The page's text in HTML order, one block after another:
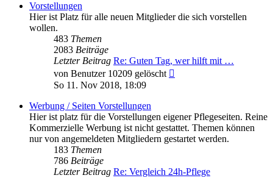
Vorstellungen
Hier ist Platz für alle neuen Mitglieder die sich vorstellen
wollen.
483 Themen
2083 Beiträge
Letzter Beitrag Re: Guten Tag, wer hilft mit …
von Benutzer 10209 gelöscht
So 11. Nov 2018, 18:09
Werbung / Seiten Vorstellungen
Hier ist platz für die Vorstellungen eigener Pflegeseiten. Reine
Kommerzielle Werbung ist nicht gestattet. Themen können
nur von angemeldeten Mitgliedern gestartet werden.
183 Themen
786 Beiträge
Letzter Beitrag Re: Vergleich 24h-Pflege